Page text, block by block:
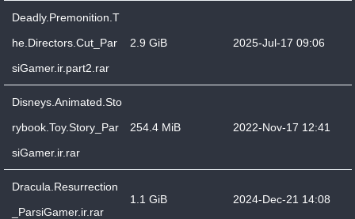
Deadly.Premonition.T
he.Directors.Cut_Par
siGamer.ir.part2.rar
2.9 GiB 2025-Jul-17 09:06
Disneys.Animated.Sto
rybook.Toy.Story_Par
siGamer.ir.rar
254.4 MiB 2022-Nov-17 12:41
Dracula.Resurrection
_ParsiGamer.ir.rar
1.1 GiB 2024-Dec-21 14:08